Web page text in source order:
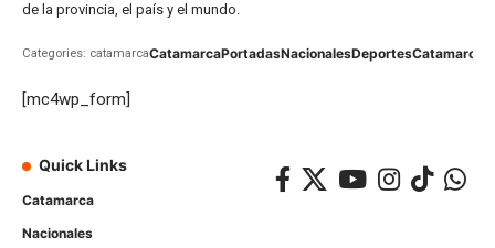
de la provincia, el país y el mundo.
Categories: catamarcaCatamarcaPortadasNacionalesDeportesCatamarca
[mc4wp_form]
Quick Links
Catamarca
Nacionales